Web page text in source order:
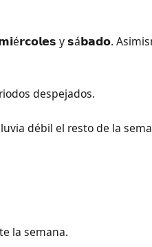
y 𝘀á𝗯𝗮𝗱𝗼.
despejados.
débil el resto de la
la semana.